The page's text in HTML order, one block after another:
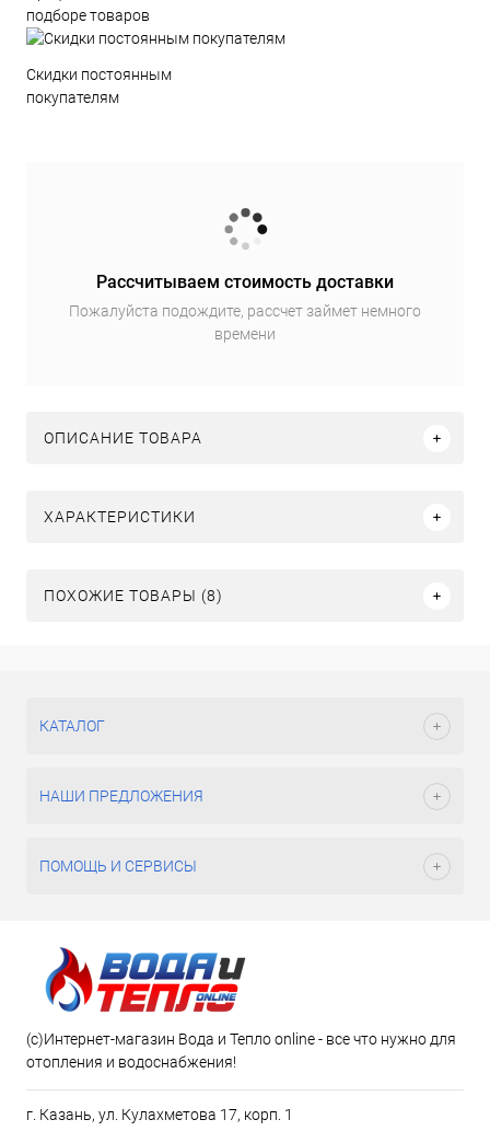
подборе товаров
Скидки постоянным
покупателям
Рассчитываем стоимость доставки
Пожалуйста подождите, рассчет займет немного
времени
ОПИСАНИЕ ТОВАРА
ХАРАКТЕРИСТИКИ
ПОХОЖИЕ ТОВАРЫ (8)
КАТАЛОГ
НАШИ ПРЕДЛОЖЕНИЯ
ПОМОЩЬ И СЕРВИСЫ
(c)Интернет-магазин Вода и Тепло online - все что нужно для
отопления и водоснабжения!
г. Казань, ул. Кулахметова 17, корп. 1